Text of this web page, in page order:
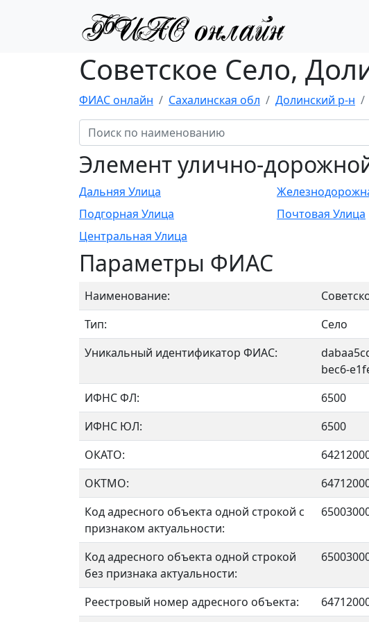
Советское Село,
ФИАС онлайн Сахалинская обл Долинский р-н
Элемент улично-
Дальняя Улица
Подгорная Улица
Почтовая Улица
Центральная Улица
Параметры ФИАС
Наименование:
Тип:
Село
Уникальный идентификатор ФИАС:
bec6-
ИФНС ФЛ:
6500
ИФНС ЮЛ:
6500
ОКАТО:
OKTMO:
Код адресного объекта одной строкой с
признаком актуальности:
Код адресного объекта одной строкой
без признака актуальности:
Реестровый номер адресного объекта: